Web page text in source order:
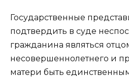
Государственные
подтвердить в суде
гражданина являться
несовершеннолетнего и
матери быть